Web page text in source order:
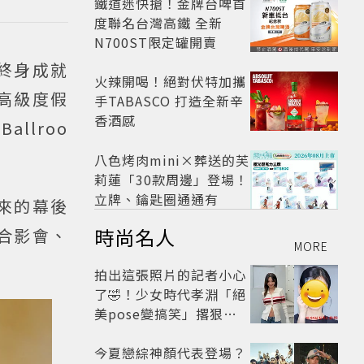
身成就
級度假
的幕後
影會、
度聯名台灣高鐵 全新
N700ST限定罐開賣
火辣開喝！絕對伏特加攜
手TABASCO 打造全新辛
香酒感
八色烤肉mini×葬送的芙
莉蓮「30款周邊」登場！
立牌、鑰匙圈通通有
時尚名人 MORE
拍出這張照片的記者小心
了🤣！少女時代孝淵「絕
美pose變搞笑」撂狠
今夏戀綜神顏代表登場？